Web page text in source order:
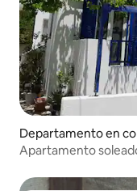
Departamento en
os
Apartamento